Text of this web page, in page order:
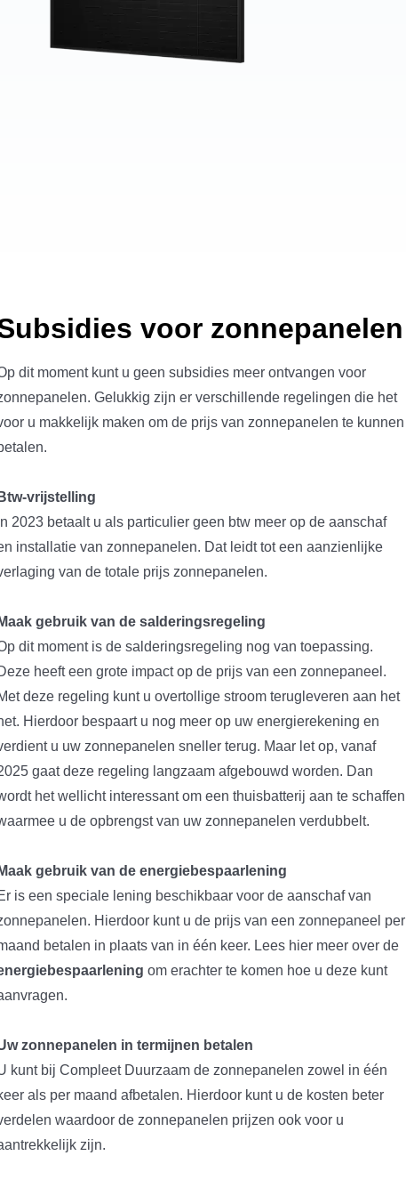
voor zonnepanelen
dit moment kunt u geen subsidies meer ontvangen voor
Gelukkig zijn er verschillende regelingen die het
u makkelijk maken om de prijs van zonnepanelen te kunnen
Btw-vrijstelling
In 2023 betaalt u als particulier geen btw meer op de aanschaf
installatie van zonnepanelen. Dat leidt tot een aanzienlijke
van de totale prijs zonnepanelen.
Maak gebruik van de salderingsregeling
dit moment is de salderingsregeling nog van toepassing.
heeft een grote impact op de prijs van een zonnepaneel.
deze regeling kunt u overtollige stroom terugleveren aan het
Hierdoor bespaart u nog meer op uw energierekening en
u uw zonnepanelen sneller terug. Maar let op, vanaf
gaat deze regeling langzaam afgebouwd worden. Dan
het wellicht interessant om een thuisbatterij aan te schaffen
u de opbrengst van uw zonnepanelen verdubbelt.
Maak gebruik van de energiebespaarlening
is een speciale lening beschikbaar voor de aanschaf van
Hierdoor kunt u de prijs van een zonnepaneel per
betalen in plaats van in één keer. Lees hier meer over de
om erachter te komen hoe u deze kunt
zonnepanelen in termijnen betalen
kunt bij Compleet Duurzaam de zonnepanelen zowel in één
als per maand afbetalen. Hierdoor kunt u de kosten beter
waardoor de zonnepanelen prijzen ook voor u
zijn.